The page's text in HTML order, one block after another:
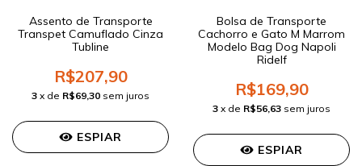
Assento de Transporte
Transpet Camuflado Cinza
Tubline
R$207,90
3 x de R$69,30 sem juros
ESPIAR
Bolsa de Transporte
Cachorro e Gato M Marrom
Modelo Bag Dog Napoli
Ridelf
R$169,90
3 x de R$56,63 sem juros
ESPIAR